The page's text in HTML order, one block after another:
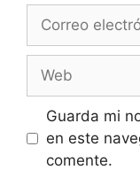
electrónico
Guarda mi
en este
comente.